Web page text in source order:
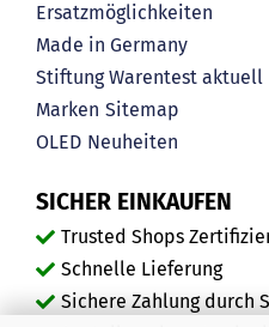
Ersatzmöglichkeiten
Made in Germany
Stiftung Warentest aktuell
Marken Sitemap
OLED Neuheiten
SICHER EINKAUFEN
Trusted Shops
Schnelle Lieferung
Sichere Zahlung durch